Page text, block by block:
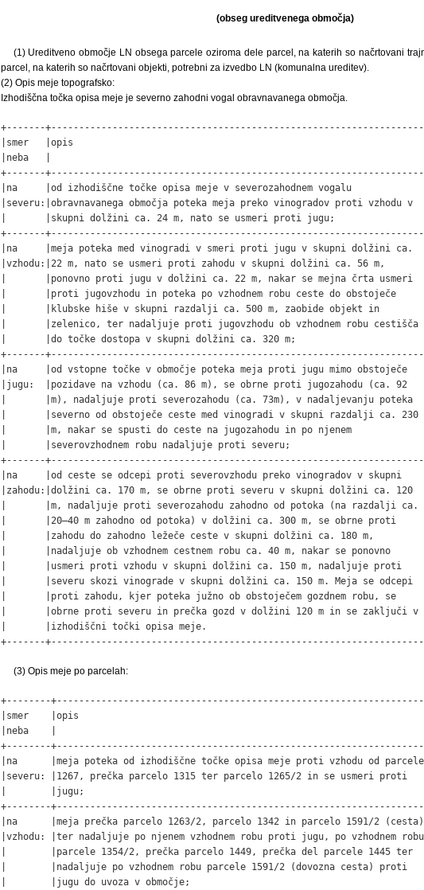
(obseg ureditvenega območja)
(1) Ureditveno območje LN obsega parcele oziroma dele parcel, na katerih so načrtovani
parcel, na katerih so načrtovani objekti, potrebni za izvedbo LN (komunalna ureditev).
(2) Opis meje topografsko:
Izhodiščna točka opisa meje je severno zahodni vogal obravnavanega območja.
+-------+-------------------------------------------------------------------
|smer   |opis                                                               |
|neba   |                                                                   |
+-------+-------------------------------------------------------------------
|na     |od izhodiščne točke opisa meje v severozahodnem vogalu             |
|severu:|obravnavanega območja poteka meja preko vinogradov proti vzhodu v  |
|       |skupni dolžini ca. 24 m, nato se usmeri proti jugu;                |
+-------+-------------------------------------------------------------------
|na     |meja poteka med vinogradi v smeri proti jugu v skupni dolžini ca.  |
|vzhodu:|22 m, nato se usmeri proti zahodu v skupni dolžini ca. 56 m,       |
|       |ponovno proti jugu v dolžini ca. 22 m, nakar se mejna črta usmeri  |
|       |proti jugovzhodu in poteka po vzhodnem robu ceste do obstoječe     |
|       |klubske hiše v skupni razdalji ca. 500 m, zaobide objekt in        |
|       |zelenico, ter nadaljuje proti jugovzhodu ob vzhodnem robu cestišča |
|       |do točke dostopa v skupni dolžini ca. 320 m;                       |
+-------+-------------------------------------------------------------------
|na     |od vstopne točke v območje poteka meja proti jugu mimo obstoječe   |
|jugu:  |pozidave na vzhodu (ca. 86 m), se obrne proti jugozahodu (ca. 92   |
|       |m), nadaljuje proti severozahodu (ca. 73m), v nadaljevanju poteka  |
|       |severno od obstoječe ceste med vinogradi v skupni razdalji ca. 230 |
|       |m, nakar se spusti do ceste na jugozahodu in po njenem             |
|       |severovzhodnem robu nadaljuje proti severu;                        |
+-------+-------------------------------------------------------------------
|na     |od ceste se odcepi proti severovzhodu preko vinogradov v skupni    |
|zahodu:|dolžini ca. 170 m, se obrne proti severu v skupni dolžini ca. 120  |
|       |m, nadaljuje proti severozahodu zahodno od potoka (na razdalji ca. |
|       |20–40 m zahodno od potoka) v dolžini ca. 300 m, se obrne proti     |
|       |zahodu do zahodno ležeče ceste v skupni dolžini ca. 180 m,         |
|       |nadaljuje ob vzhodnem cestnem robu ca. 40 m, nakar se ponovno      |
|       |usmeri proti vzhodu v skupni dolžini ca. 150 m, nadaljuje proti    |
|       |severu skozi vinograde v skupni dolžini ca. 150 m. Meja se odcepi  |
|       |proti zahodu, kjer poteka južno ob obstoječem gozdnem robu, se     |
|       |obrne proti severu in prečka gozd v dolžini 120 m in se zaključi v |
|       |izhodiščni točki opisa meje.                                       |
+-------+-------------------------------------------------------------------
(3) Opis meje po parcelah:
+--------+------------------------------------------------------------------
|smer    |opis                                                              |
|neba    |                                                                  |
+--------+------------------------------------------------------------------
|na      |meja poteka od izhodiščne točke opisa meje proti vzhodu od parcele|
|severu: |1267, prečka parcelo 1315 ter parcelo 1265/2 in se usmeri proti   |
|        |jugu;                                                             |
+--------+------------------------------------------------------------------
|na      |meja prečka parcelo 1263/2, parcelo 1342 in parcelo 1591/2 (cesta)|
|vzhodu: |ter nadaljuje po njenem vzhodnem robu proti jugu, po vzhodnem robu|
|        |parcele 1354/2, prečka parcelo 1449, prečka del parcele 1445 ter  |
|        |nadaljuje po vzhodnem robu parcele 1591/2 (dovozna cesta) proti   |
|        |jugu do uvoza v območje;                                          |